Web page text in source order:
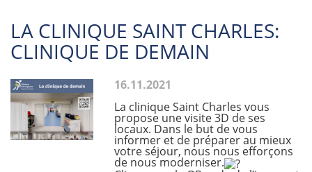
LA CLINIQUE SAINT CHARLES:
CLINIQUE DE DEMAIN
16.11.2021
La clinique Saint Charles vous
propose une visite 3D de ses
locaux. Dans le but de vous
informer et de préparer au mieux
votre séjour, nous nous efforçons
de nous moderniser.